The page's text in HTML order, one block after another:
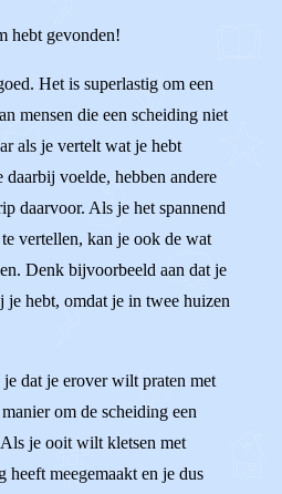
hebt gevonden!
Het is superlastig om een
mensen die een scheiding niet
als je vertelt wat je hebt
daarbij voelde, hebben andere
daarvoor. Als je het spannend
vertellen, kan je ook de wat
Denk bijvoorbeeld aan dat je
hebt, omdat je in twee huizen
dat je erover wilt praten met
om de scheiding een
je ooit wilt kletsen met
heeft meegemaakt en je dus